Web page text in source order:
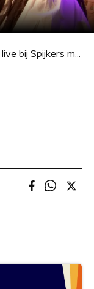
Shary-An - De Wind - live bij Spijkers met Koppen